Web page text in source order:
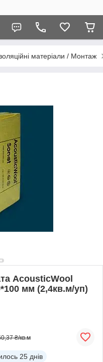
матеріали / Монтаж
AcousticWool
мм (2,4кв.м/уп)
₴/кв.м
25 днів